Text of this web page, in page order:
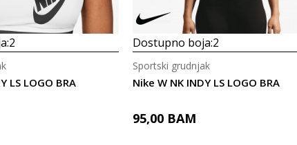
2
LS LOGO BRA
Dostupno boja:2
Nike W NK INDY LS LOGO BRA
Sportski grudnjak
95,00 BAM